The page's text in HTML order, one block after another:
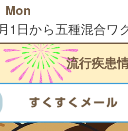
Mon
流行疾患